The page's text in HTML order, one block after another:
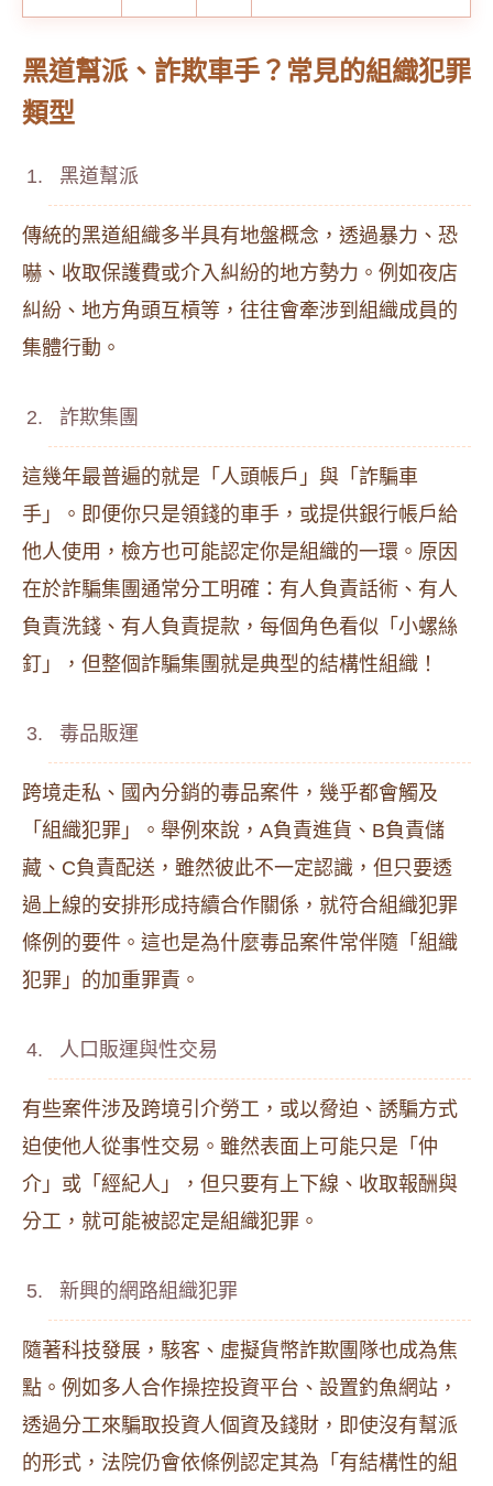
黑道幫派、詐欺車手？常見的組織犯罪
類型
黑道幫派
傳統的黑道組織多半具有地盤概念，透過暴力、恐
嚇、收取保護費或介入糾紛的地方勢力。例如夜店
糾紛、地方角頭互槓等，往往會牽涉到組織成員的
集體行動。
詐欺集團
這幾年最普遍的就是「人頭帳戶」與「詐騙車
手」。即便你只是領錢的車手，或提供銀行帳戶給
他人使用，檢方也可能認定你是組織的一環。原因
在於詐騙集團通常分工明確：有人負責話術、有人
負責洗錢、有人負責提款，每個角色看似「小螺絲
釘」，但整個詐騙集團就是典型的結構性組織！
毒品販運
跨境走私、國內分銷的毒品案件，幾乎都會觸及
「組織犯罪」。舉例來說，A負責進貨、B負責儲
藏、C負責配送，雖然彼此不一定認識，但只要透
過上線的安排形成持續合作關係，就符合組織犯罪
條例的要件。這也是為什麼毒品案件常伴隨「組織
犯罪」的加重罪責。
人口販運與性交易
有些案件涉及跨境引介勞工，或以脅迫、誘騙方式
迫使他人從事性交易。雖然表面上可能只是「仲
介」或「經紀人」，但只要有上下線、收取報酬與
分工，就可能被認定是組織犯罪。
新興的網路組織犯罪
隨著科技發展，駭客、虛擬貨幣詐欺團隊也成為焦
點。例如多人合作操控投資平台、設置釣魚網站，
透過分工來騙取投資人個資及錢財，即使沒有幫派
的形式，法院仍會依條例認定其為「有結構性的組